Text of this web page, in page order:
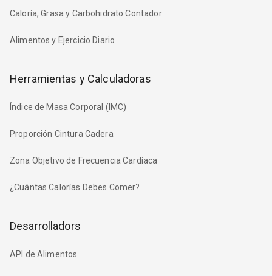
Caloría, Grasa y Carbohidrato Contador
Alimentos y Ejercicio Diario
Herramientas y Calculadoras
Índice de Masa Corporal (IMC)
Proporción Cintura Cadera
Zona Objetivo de Frecuencia Cardíaca
¿Cuántas Calorías Debes Comer?
Desarrolladors
API de Alimentos